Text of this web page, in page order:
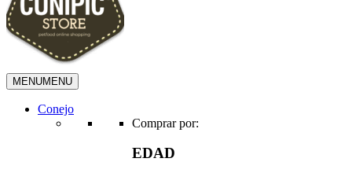
MENUMENU
Conejo
Comprar por:
EDAD